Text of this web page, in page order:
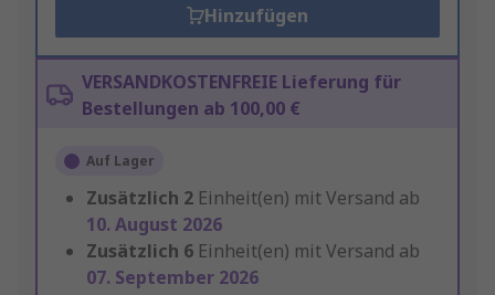
Hinzufügen
VERSANDKOSTENFREIE Lieferung für
Bestellungen ab 100,00 €
Auf Lager
Zusätzlich 2 Einheit(en) mit Versand ab
10. August 2026
Zusätzlich 6 Einheit(en) mit Versand ab
07. September 2026